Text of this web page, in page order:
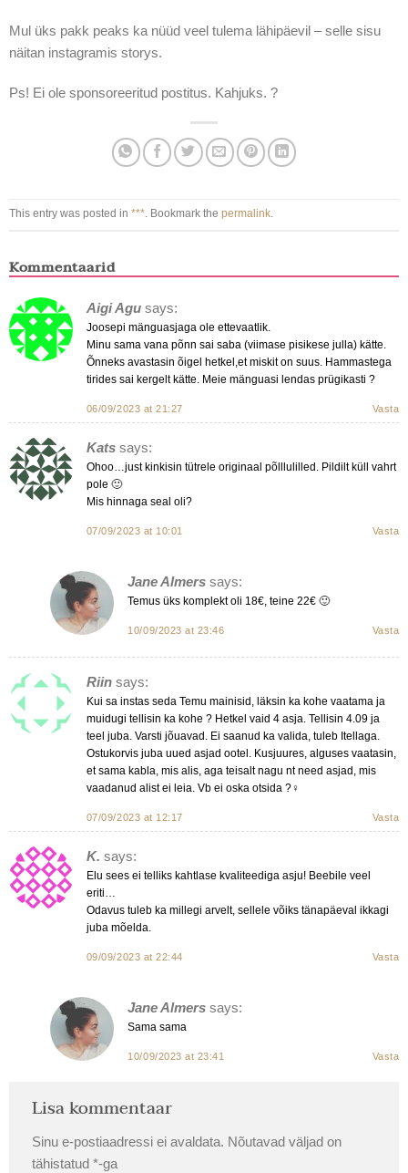
Mul üks pakk peaks ka nüüd veel tulema lähipäevil – selle sisu
näitan instagramis storys.
Ps! Ei ole sponsoreeritud postitus. Kahjuks. ?
This entry was posted in ***. Bookmark the permalink.
Kommentaarid
Aigi Agu says:
Joosepi mänguasjaga ole ettevaatlik.
Minu sama vana põnn sai saba (viimase pisikese julla) kätte.
Õnneks avastasin õigel hetkel,et miskit on suus. Hammastega
tirides sai kergelt kätte. Meie mänguasi lendas prügikasti ?
06/09/2023 at 21:27 Vasta
Kats says:
Ohoo…just kinkisin tütrele originaal põlllulilled. Pildilt küll vahrt
pole 🙂
Mis hinnaga seal oli?
07/09/2023 at 10:01 Vasta
Jane Almers says:
Temus üks komplekt oli 18€, teine 22€ 🙂
10/09/2023 at 23:46 Vasta
Riin says:
Kui sa instas seda Temu mainisid, läksin ka kohe vaatama ja
muidugi tellisin ka kohe ? Hetkel vaid 4 asja. Tellisin 4.09 ja
teel juba. Varsti jõuavad. Ei saanud ka valida, tuleb Itellaga.
Ostukorvis juba uued asjad ootel. Kusjuures, alguses vaatasin,
et sama kabla, mis alis, aga teisalt nagu nt need asjad, mis
vaadanud alist ei leia. Vb ei oska otsida ?‍♀️
07/09/2023 at 12:17 Vasta
K. says:
Elu sees ei telliks kahtlase kvaliteediga asju! Beebile veel
eriti…
Odavus tuleb ka millegi arvelt, sellele võiks tänapäeval ikkagi
juba mõelda.
09/09/2023 at 22:44 Vasta
Jane Almers says:
Sama sama
10/09/2023 at 23:41 Vasta
Lisa kommentaar
Sinu e-postiaadressi ei avaldata. Nõutavad väljad on
tähistatud *-ga